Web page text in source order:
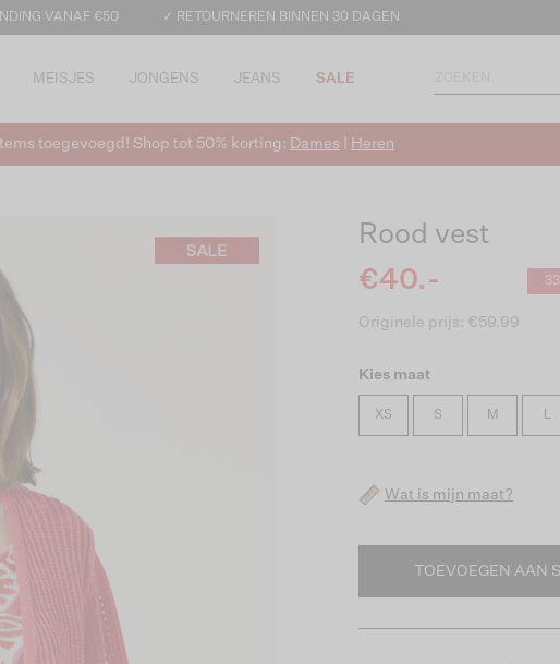
VANAF €50 ✓ RETOURNEREN BINNEN 30 DAGEN
MEISJES JONGENS JEANS SALE
toegevoegd! Shop tot 50% korting: Dames Heren
Rood vest
€40.-
Originele prijs: €59.99
Kies maat
XS S M L
Wat is mijn maat?
TOEVOEGEN AAN